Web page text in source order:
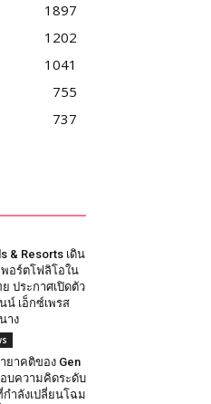
1897
1202
1041
755
737
& Resorts เดิน
อร์ตโฟลิโอใน
ประกาศเปิดตัว
น์ เอ็กซ์เพรส
าง
ยาคติของ Gen
บความคิดระดับ
ำลังเปลี่ยนโฉม